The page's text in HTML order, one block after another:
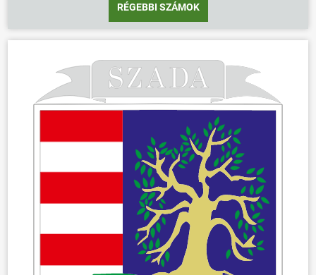
RÉGEBBI SZÁMOK